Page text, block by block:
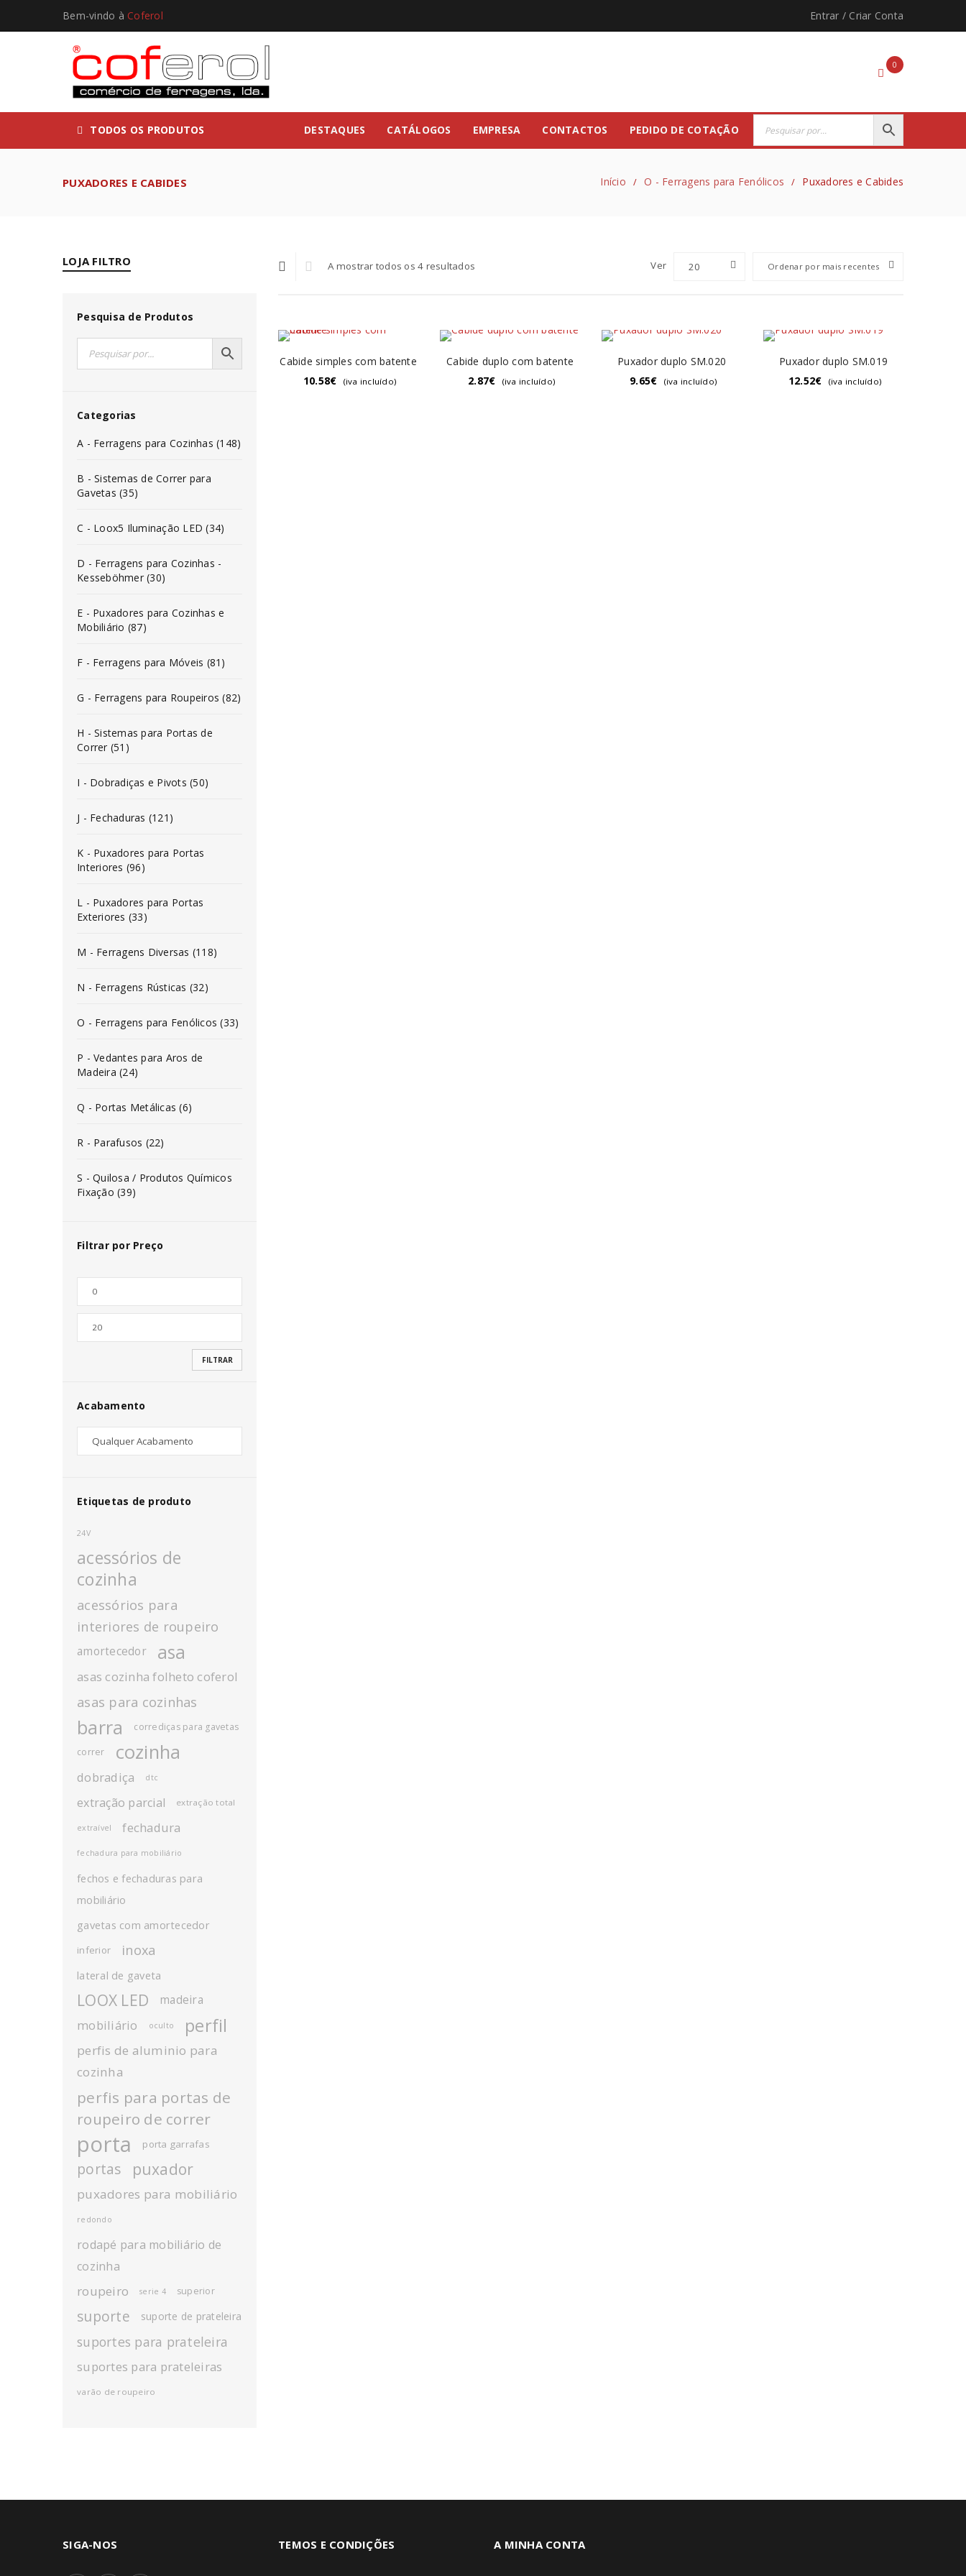
*
INICIAR SESSÃO
Bem-vindo à Coferol Entrar / Criar Conta
0
TODOS OS PRODUTOS DESTAQUES CATÁLOGOS EMPRESA CONTACTOS PEDIDO DE COTAÇÃO
PUXADORES E CABIDES Início / O - Ferragens para Fenólicos / Puxadores e Cabides
LOJA FILTRO
Pesquisa de Produtos
Categorias
A - Ferragens para Cozinhas (148)
B - Sistemas de Correr para
Gavetas (35)
C - Loox5 Iluminação LED (34)
D - Ferragens para Cozinhas -
Kesseböhmer (30)
E - Puxadores para Cozinhas e
Mobiliário (87)
F - Ferragens para Móveis (81)
G - Ferragens para Roupeiros (82)
H - Sistemas para Portas de
Correr (51)
I - Dobradiças e Pivots (50)
J - Fechaduras (121)
K - Puxadores para Portas
Interiores (96)
L - Puxadores para Portas
Exteriores (33)
M - Ferragens Diversas (118)
N - Ferragens Rústicas (32)
O - Ferragens para Fenólicos (33)
P - Vedantes para Aros de
Madeira (24)
Q - Portas Metálicas (6)
R - Parafusos (22)
S - Quilosa / Produtos Químicos
Fixação (39)
Filtrar por Preço
FILTRAR
Acabamento
Etiquetas de produto
24V
acessórios de
cozinha
acessórios para
interiores de roupeiro
amortecedor asa
asas cozinha folheto coferol
asas para cozinhas
barra corrediças para gavetas
correr cozinha
dobradiça dtc
extração parcial extração total
extraível fechadura
fechadura para mobiliário
fechos e fechaduras para
mobiliário
gavetas com amortecedor
inferior inoxa
lateral de gaveta
LOOX LED madeira
mobiliário oculto perfil
perfis de aluminio para
cozinha
perfis para portas de
roupeiro de correr
porta porta garrafas
portas puxador
puxadores para mobiliário
redondo
rodapé para mobiliário de
cozinha
roupeiro serie 4 superior
suporte suporte de prateleira
suportes para prateleira
suportes para prateleiras
varão de roupeiro
A mostrar todos os 4 resultados Ordenar por mais recentes
Ver 20
Cabide simples com batente
10.58€ (iva incluído)
Cabide duplo com batente
2.87€ (iva incluído)
Puxador duplo SM.020
9.65€ (iva incluído)
Puxador duplo SM.019
12.52€ (iva incluído)
SIGA-NOS TEMOS E CONDIÇÕES A MINHA CONTA